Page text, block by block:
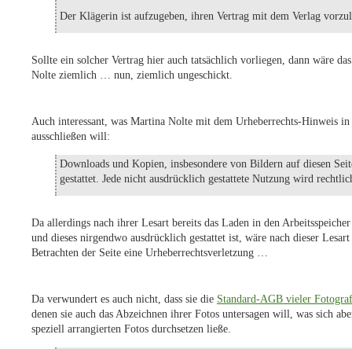
Der Klägerin ist aufzugeben, ihren Vertrag mit dem Verlag
Sollte ein solcher Vertrag hier auch tatsächlich vorliegen, dann wäre
Nolte ziemlich … nun, ziemlich ungeschickt.
Auch interessant, was Martina Nolte mit dem Urheberrechts-Hinweis
ausschließen will:
Downloads und Kopien, insbesondere von Bildern auf diesen
gestattet. Jede nicht ausdrücklich gestattete Nutzung wird
Da allerdings nach ihrer Lesart bereits das Laden in den
und dieses nirgendwo ausdrücklich gestattet ist, wäre nach dieser Lesart
Betrachten der Seite eine Urheberrechtsverletzung …
Da verwundert es auch nicht, dass sie die Standard-AGB vieler
denen sie auch das Abzeichnen ihrer Fotos untersagen will, was sich
speziell arrangierten Fotos durchsetzen ließe.